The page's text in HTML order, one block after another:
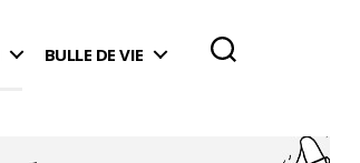
BULLE DE VIE